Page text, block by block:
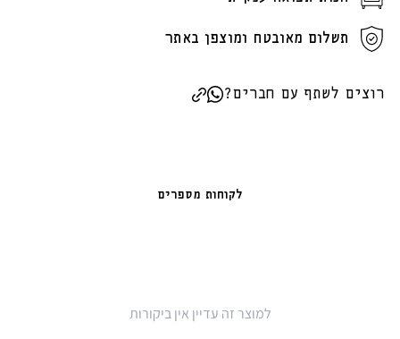
תשלום מאובטח ומוצפן באתר
רוצים לשתף עם חברים?
לקוחות מספרים
למוצר זה עדיין אין ביקורות